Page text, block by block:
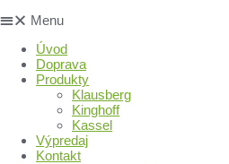
Menu
Úvod
Doprava
Produkty
Klausberg
Kinghoff
Kassel
Výpredaj
Kontakt